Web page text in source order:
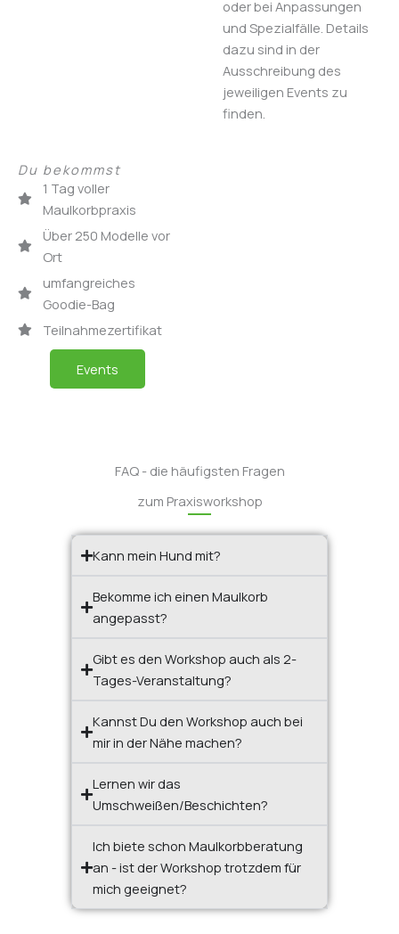
oder bei Anpassungen
und Spezialfälle. Details
dazu sind in der
Ausschreibung des
jeweiligen Events zu
finden.
Du bekommst
1 Tag voller
Maulkorbpraxis
Über 250 Modelle vor
Ort
umfangreiches
Goodie-Bag
Teilnahmezertifikat
Events
FAQ - die häufigsten Fragen
zum Praxisworkshop
Kann mein Hund mit?
Bekomme ich einen Maulkorb
angepasst?
Gibt es den Workshop auch als 2-
Tages-Veranstaltung?
Kannst Du den Workshop auch bei
mir in der Nähe machen?
Lernen wir das
Umschweißen/Beschichten?
Ich biete schon Maulkorbberatung
an - ist der Workshop trotzdem für
mich geeignet?